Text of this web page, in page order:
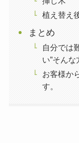
植え替え
まとめ
自分では
い”そんな
お客様か
す。